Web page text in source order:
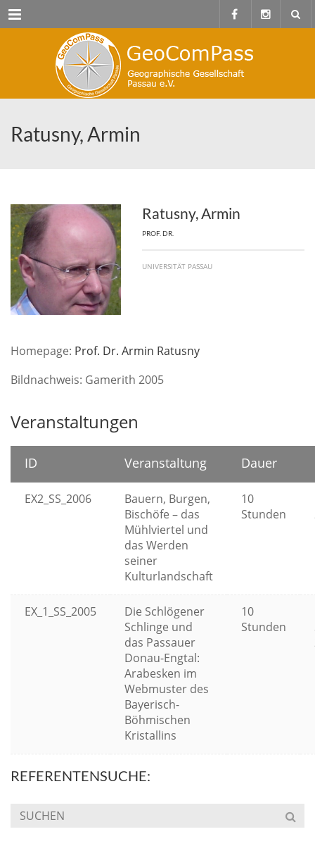
Menu
Ratusny, Armin
Ratusny, Armin
PROF. DR.
UNIVERSITÄT PASSAU
Homepage: Prof. Dr. Armin Ratusny
Bildnachweis: Gamerith 2005
Veranstaltungen
ID Veranstaltung Dauer
EX2_SS_2006
Bauern, Burgen,
Bischöfe – das
Mühlviertel und
das Werden
seiner
Kulturlandschaft
10
Stunden
EX_1_SS_2005
Die Schlögener
Schlinge und
das Passauer
Donau-Engtal:
Arabesken im
Webmuster des
Bayerisch-
Böhmischen
Kristallins
10
Stunden
REFERENTENSUCHE: